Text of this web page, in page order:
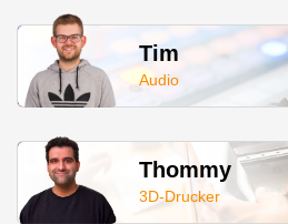
Tim
Audio
Thommy
3D-Drucker